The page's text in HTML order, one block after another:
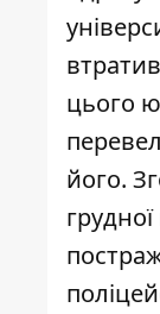
цього
його.